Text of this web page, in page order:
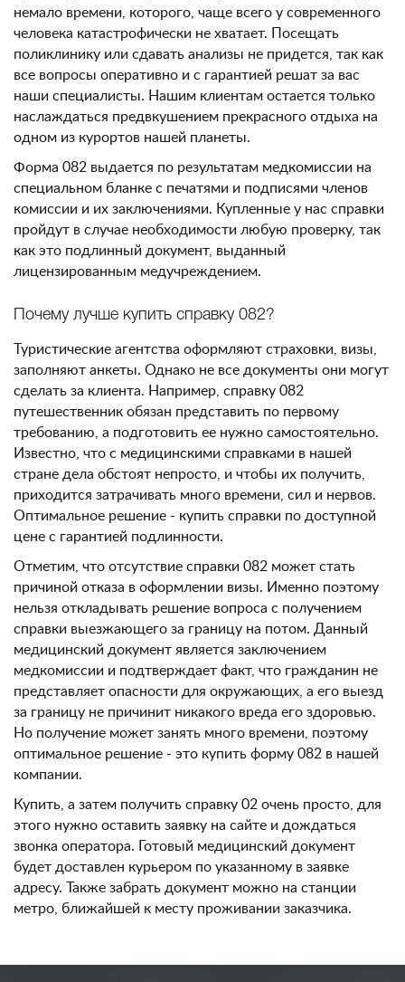
немало времени, которого, чаще всего у современного
человека катастрофически не хватает. Посещать
поликлинику или сдавать анализы не придется, так как
все вопросы оперативно и с гарантией решат за вас
наши специалисты. Нашим клиентам остается только
наслаждаться предвкушением прекрасного отдыха на
одном из курортов нашей планеты.
Форма 082 выдается по результатам медкомиссии на
специальном бланке с печатями и подписями членов
комиссии и их заключениями. Купленные у нас справки
пройдут в случае необходимости любую проверку, так
как это подлинный документ, выданный
лицензированным медучреждением.
Почему лучше купить справку 082?
Туристические агентства оформляют страховки, визы,
заполняют анкеты. Однако не все документы они могут
сделать за клиента. Например, справку 082
путешественник обязан представить по первому
требованию, а подготовить ее нужно самостоятельно.
Известно, что с медицинскими справками в нашей
стране дела обстоят непросто, и чтобы их получить,
приходится затрачивать много времени, сил и нервов.
Оптимальное решение - купить справки по доступной
цене с гарантией подлинности.
Отметим, что отсутствие справки 082 может стать
причиной отказа в оформлении визы. Именно поэтому
нельзя откладывать решение вопроса с получением
справки выезжающего за границу на потом. Данный
медицинский документ является заключением
медкомиссии и подтверждает факт, что гражданин не
представляет опасности для окружающих, а его выезд
за границу не причинит никакого вреда его здоровью.
Но получение может занять много времени, поэтому
оптимальное решение - это купить форму 082 в нашей
компании.
Купить, а затем получить справку 02 очень просто, для
этого нужно оставить заявку на сайте и дождаться
звонка оператора. Готовый медицинский документ
будет доставлен курьером по указанному в заявке
адресу. Также забрать документ можно на станции
метро, ближайшей к месту проживании заказчика.